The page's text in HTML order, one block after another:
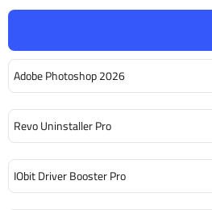
Adobe Photoshop 2026
Revo Uninstaller Pro
IObit Driver Booster Pro